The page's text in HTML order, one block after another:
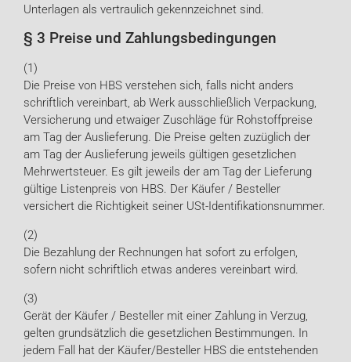
Unterlagen als vertraulich gekennzeichnet sind.
§ 3 Preise und Zahlungsbedingungen
(1)
Die Preise von HBS verstehen sich, falls nicht anders
schriftlich vereinbart, ab Werk ausschließlich Verpackung,
Versicherung und etwaiger Zuschläge für Rohstoffpreise
am Tag der Auslieferung. Die Preise gelten zuzüglich der
am Tag der Auslieferung jeweils gültigen gesetzlichen
Mehrwertsteuer. Es gilt jeweils der am Tag der Lieferung
gültige Listenpreis von HBS. Der Käufer / Besteller
versichert die Richtigkeit seiner USt-Identifikationsnummer.
(2)
Die Bezahlung der Rechnungen hat sofort zu erfolgen,
sofern nicht schriftlich etwas anderes vereinbart wird.
(3)
Gerät der Käufer / Besteller mit einer Zahlung in Verzug,
gelten grundsätzlich die gesetzlichen Bestimmungen. In
jedem Fall hat der Käufer/Besteller HBS die entstehenden